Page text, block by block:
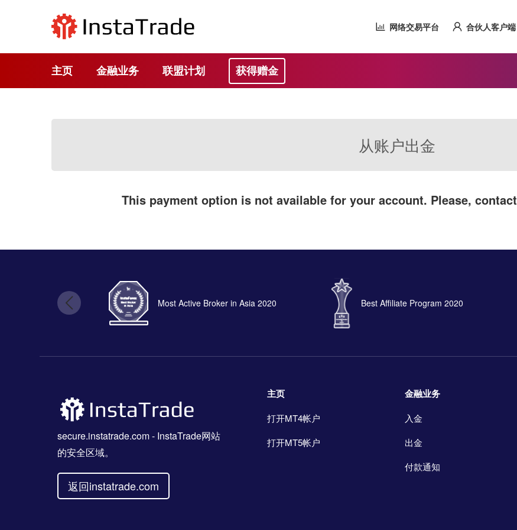
网络交易平台 合伙人客户端
主页 金融业务 联盟计划 获得赠金
从账户出金
This payment option is not available for your account. Please, contact
Most Active Broker in Asia 2020 Best Affiliate Program 2020
secure.instatrade.com- InstaTrade网站
的安全区域。
返回instatrade.com
主页
打开MT4帐户
打开MT5帐户
金融业务
入金
出金
付款通知